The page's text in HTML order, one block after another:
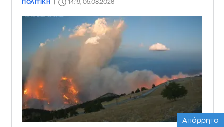
ΠΟΛΙΤΙΚΗ 14:19, 05.08.2026
Απόρρητο